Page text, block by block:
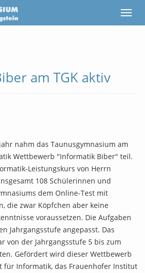
am TGK aktiv
nahm das Taunusgymnasium am
Wettbewerb "Informatik Biber" teil.
Leistungskurs von Herrn
108 Schülerinnen und
dem Online-Test mit
die zwar Köpfchen aber keine
voraussetzen. Die Aufgaben
Jahrgangsstufe angepasst. Das
von der Jahrgangsstufe 5 bis zum
Gefördert wird dieser Wettbewerb
für Informatik, das Frauenhofer Institut